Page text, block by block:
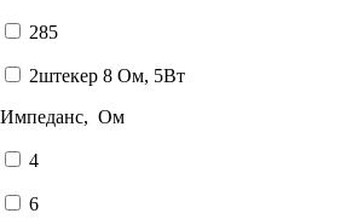
285
2штекер 8 Ом, 5Вт
Импеданс, Ом
4
6